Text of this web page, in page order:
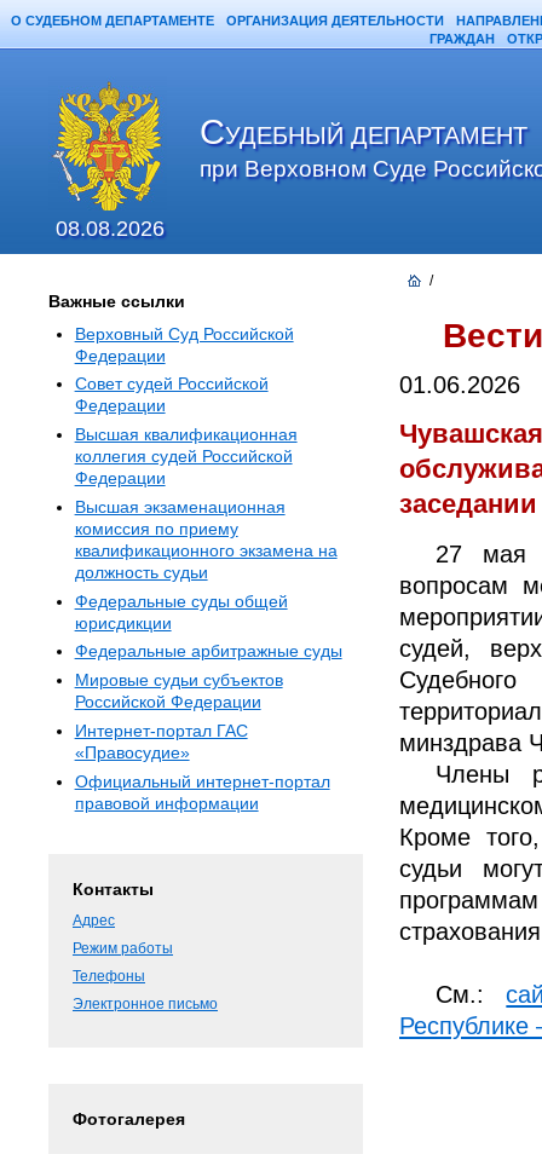
О СУДЕБНОМ ДЕПАРТАМЕНТЕ ОРГАНИЗАЦИЯ ДЕЯТЕЛЬНОСТИ
ГРАЖДАН
/
01.06.2026
27 мая
вопросам
судей,
минздрава
Члены
Кроме
судьи
См.:
Важные ссылки
Верховный Суд Российской
Федерации
Совет судей Российской
Федерации
Высшая квалификационная
коллегия судей Российской
Федерации
Высшая экзаменационная
комиссия по приему
квалификационного экзамена на
должность судьи
Федеральные суды общей
юрисдикции
Федеральные арбитражные суды
Мировые судьи субъектов
Российской Федерации
Интернет-портал ГАС
«Правосудие»
Официальный интернет-портал
правовой информации
Контакты
Адрес
Режим работы
Телефоны
Электронное письмо
Фотогалерея
СУДЕБНЫЙ ДЕПАРТАМЕНТ
при Верховном Суде
08.08.2026